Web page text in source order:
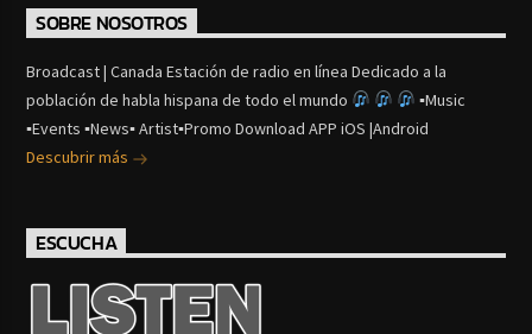
SOBRE NOSOTROS
Broadcast | Canada Estación de radio en línea Dedicado a la
población de habla hispana de todo el mundo
▪Music
▪Events ▪News▪ Artist▪Promo Download APP iOS |Android
Descubrir más
ESCUCHA